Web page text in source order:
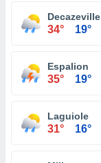
Decazeville
34° 19°
Espalion
35° 19°
Laguiole
31° 16°